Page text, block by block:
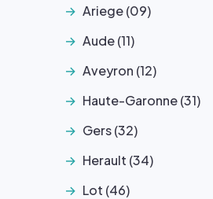
Ariege (09)
Aude (11)
Aveyron (12)
Haute-Garonne (31)
Gers (32)
Herault (34)
Lot (46)